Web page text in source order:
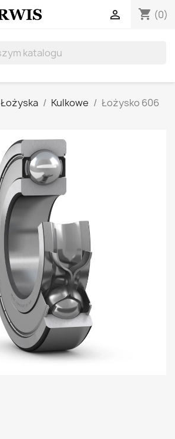
shopping_cart (0)

Łożyska Kulkowe
Łożysko 606